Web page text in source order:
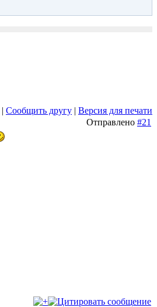
| Сообщить другу | Версия для печати
Отправлено #21